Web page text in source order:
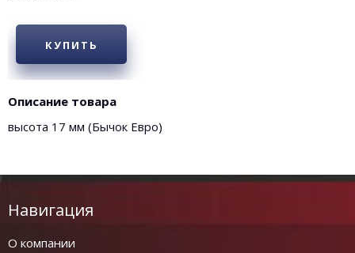
КУПИТЬ
Описание товара
высота 17 мм (Бычок Евро)
Навигация
О компании